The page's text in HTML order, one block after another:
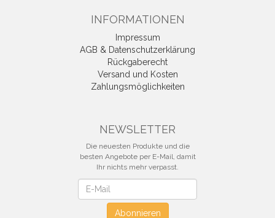
INFORMATIONEN
Impressum
AGB & Datenschutzerklärung
Rückgaberecht
Versand und Kosten
Zahlungsmöglichkeiten
NEWSLETTER
Die neuesten Produkte und die
besten Angebote per E-Mail, damit
Ihr nichts mehr verpasst.
Abonnieren